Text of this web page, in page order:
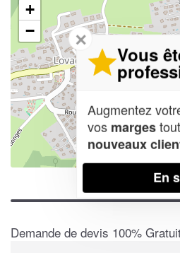
+
−
Leaflet| Map data ©
Demande de devis 100%
✕
Vous
Augmentez
vos marges
nouveaux
En